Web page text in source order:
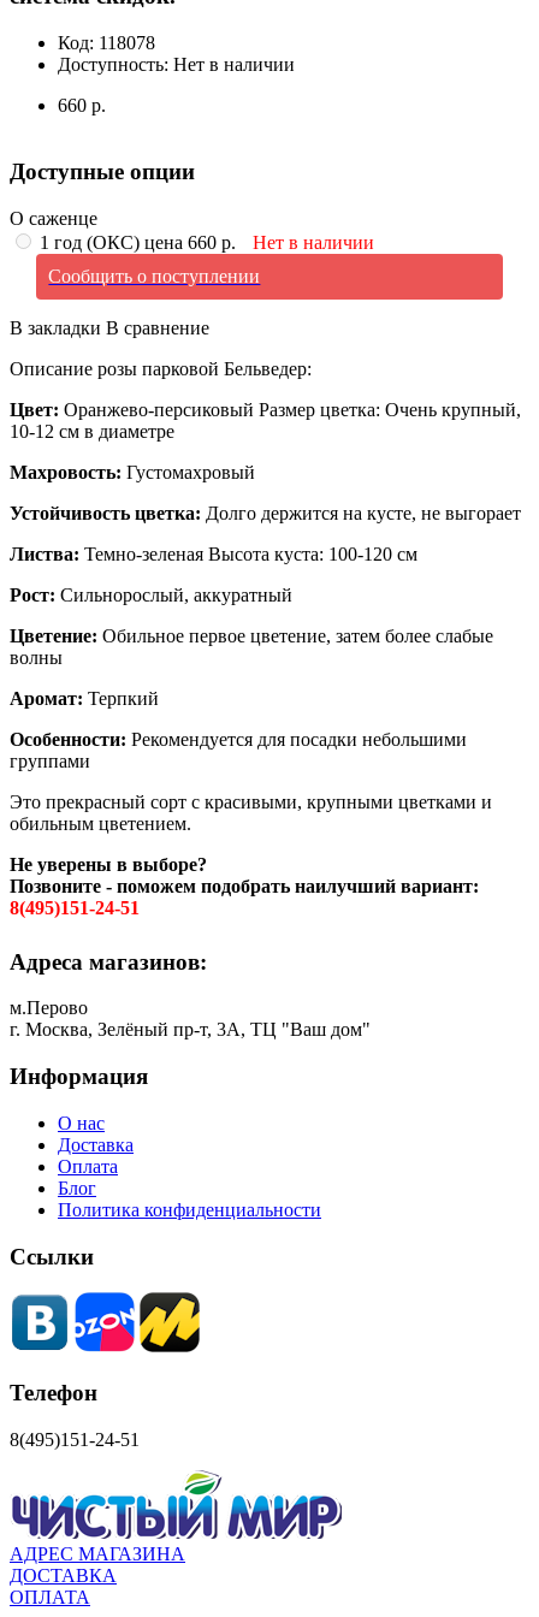
Код: 118078
Доступность: Нет в наличии
660 р.
Доступные опции
О саженце
1 год (ОКС) цена 660 р.
Нет в наличии
Сообщить о поступлении
В закладки В сравнение
Описание розы парковой Бельведер:
Цвет: Оранжево-персиковый Размер цветка: Очень крупный,
10-12 см в диаметре
Махровость: Густомахровый
Устойчивость цветка: Долго держится на кусте, не выгорает
Листва: Темно-зеленая Высота куста: 100-120 см
Рост: Сильнорослый, аккуратный
Цветение: Обильное первое цветение, затем более слабые
волны
Аромат: Терпкий
Особенности: Рекомендуется для посадки небольшими
группами
Это прекрасный сорт с красивыми, крупными цветками и
обильным цветением.
Не уверены в выборе?
Позвоните - поможем подобрать наилучший вариант:
8(495)151-24-51
Адреса магазинов:
м.Перово
г. Москва, Зелёный пр-т, 3А, ТЦ "Ваш дом"
Информация
О нас
Доставка
Оплата
Блог
Политика конфиденциальности
Ссылки
Телефон
8(495)151-24-51
АДРЕС МАГАЗИНА
ДОСТАВКА
ОПЛАТА